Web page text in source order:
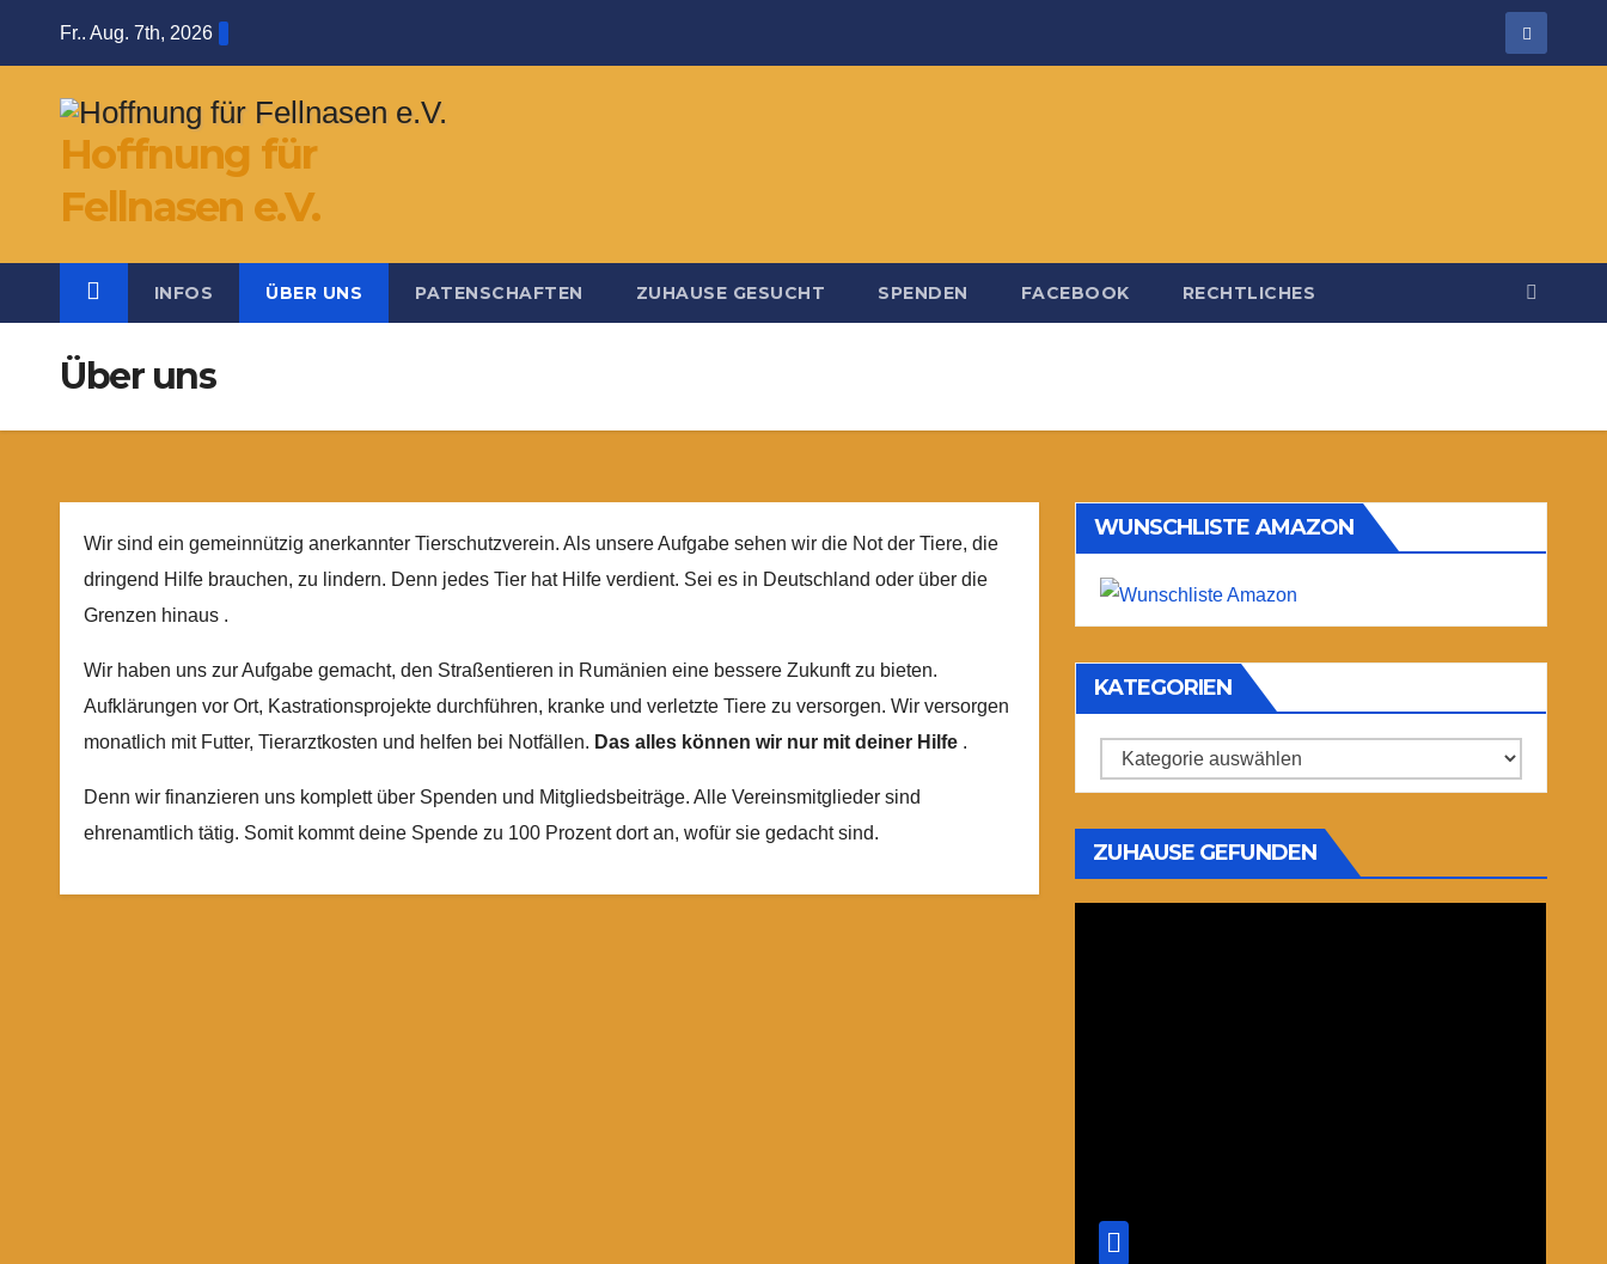
Fr.. Aug. 7th, 2026
Hoffnung für
Fellnasen e.V.
INFOS ÜBER UNS PATENSCHAFTEN ZUHAUSE GESUCHT SPENDEN FACEBOOK RECHTLICHES
Über uns
Wir sind ein gemeinnützig anerkannter Tierschutzverein. Als unsere Aufgabe sehen wir die Not der Tiere, die
dringend Hilfe brauchen, zu lindern. Denn jedes Tier hat Hilfe verdient. Sei es in Deutschland oder über die
Grenzen hinaus .
Wir haben uns zur Aufgabe gemacht, den Straßentieren in Rumänien eine bessere Zukunft zu bieten.
Aufklärungen vor Ort, Kastrationsprojekte durchführen, kranke und verletzte Tiere zu versorgen. Wir versorgen
monatlich mit Futter, Tierarztkosten und helfen bei Notfällen. Das alles können wir nur mit deiner Hilfe .
Denn wir finanzieren uns komplett über Spenden und Mitgliedsbeiträge. Alle Vereinsmitglieder sind
ehrenamtlich tätig. Somit kommt deine Spende zu 100 Prozent dort an, wofür sie gedacht sind.
WUNSCHLISTE AMAZON
KATEGORIEN
Kategorien
ZUHAUSE GEFUNDEN